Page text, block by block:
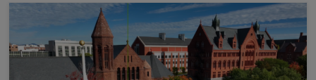
使用 NVIDIA RTX Video SDK 增强低分辨率 SDR 视频